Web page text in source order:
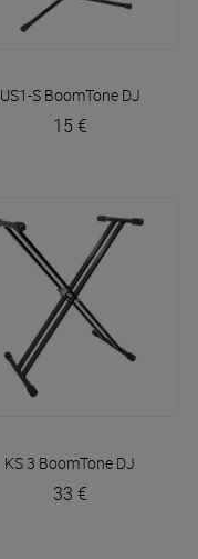
US1-S BoomTone DJ
15 €
KS 3 BoomTone DJ
33 €